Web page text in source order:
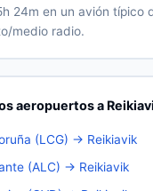
24m en un avión típico
medio radio.
aeropuertos a
(LCG) → Reikiavik
(ALC) → Reikiavik